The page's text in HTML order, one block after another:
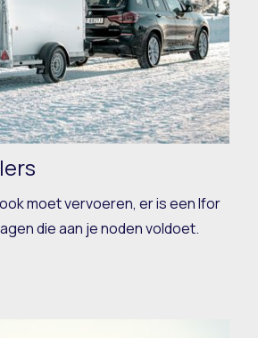
moet vervoeren, er is een Ifor
die aan je noden voldoet.